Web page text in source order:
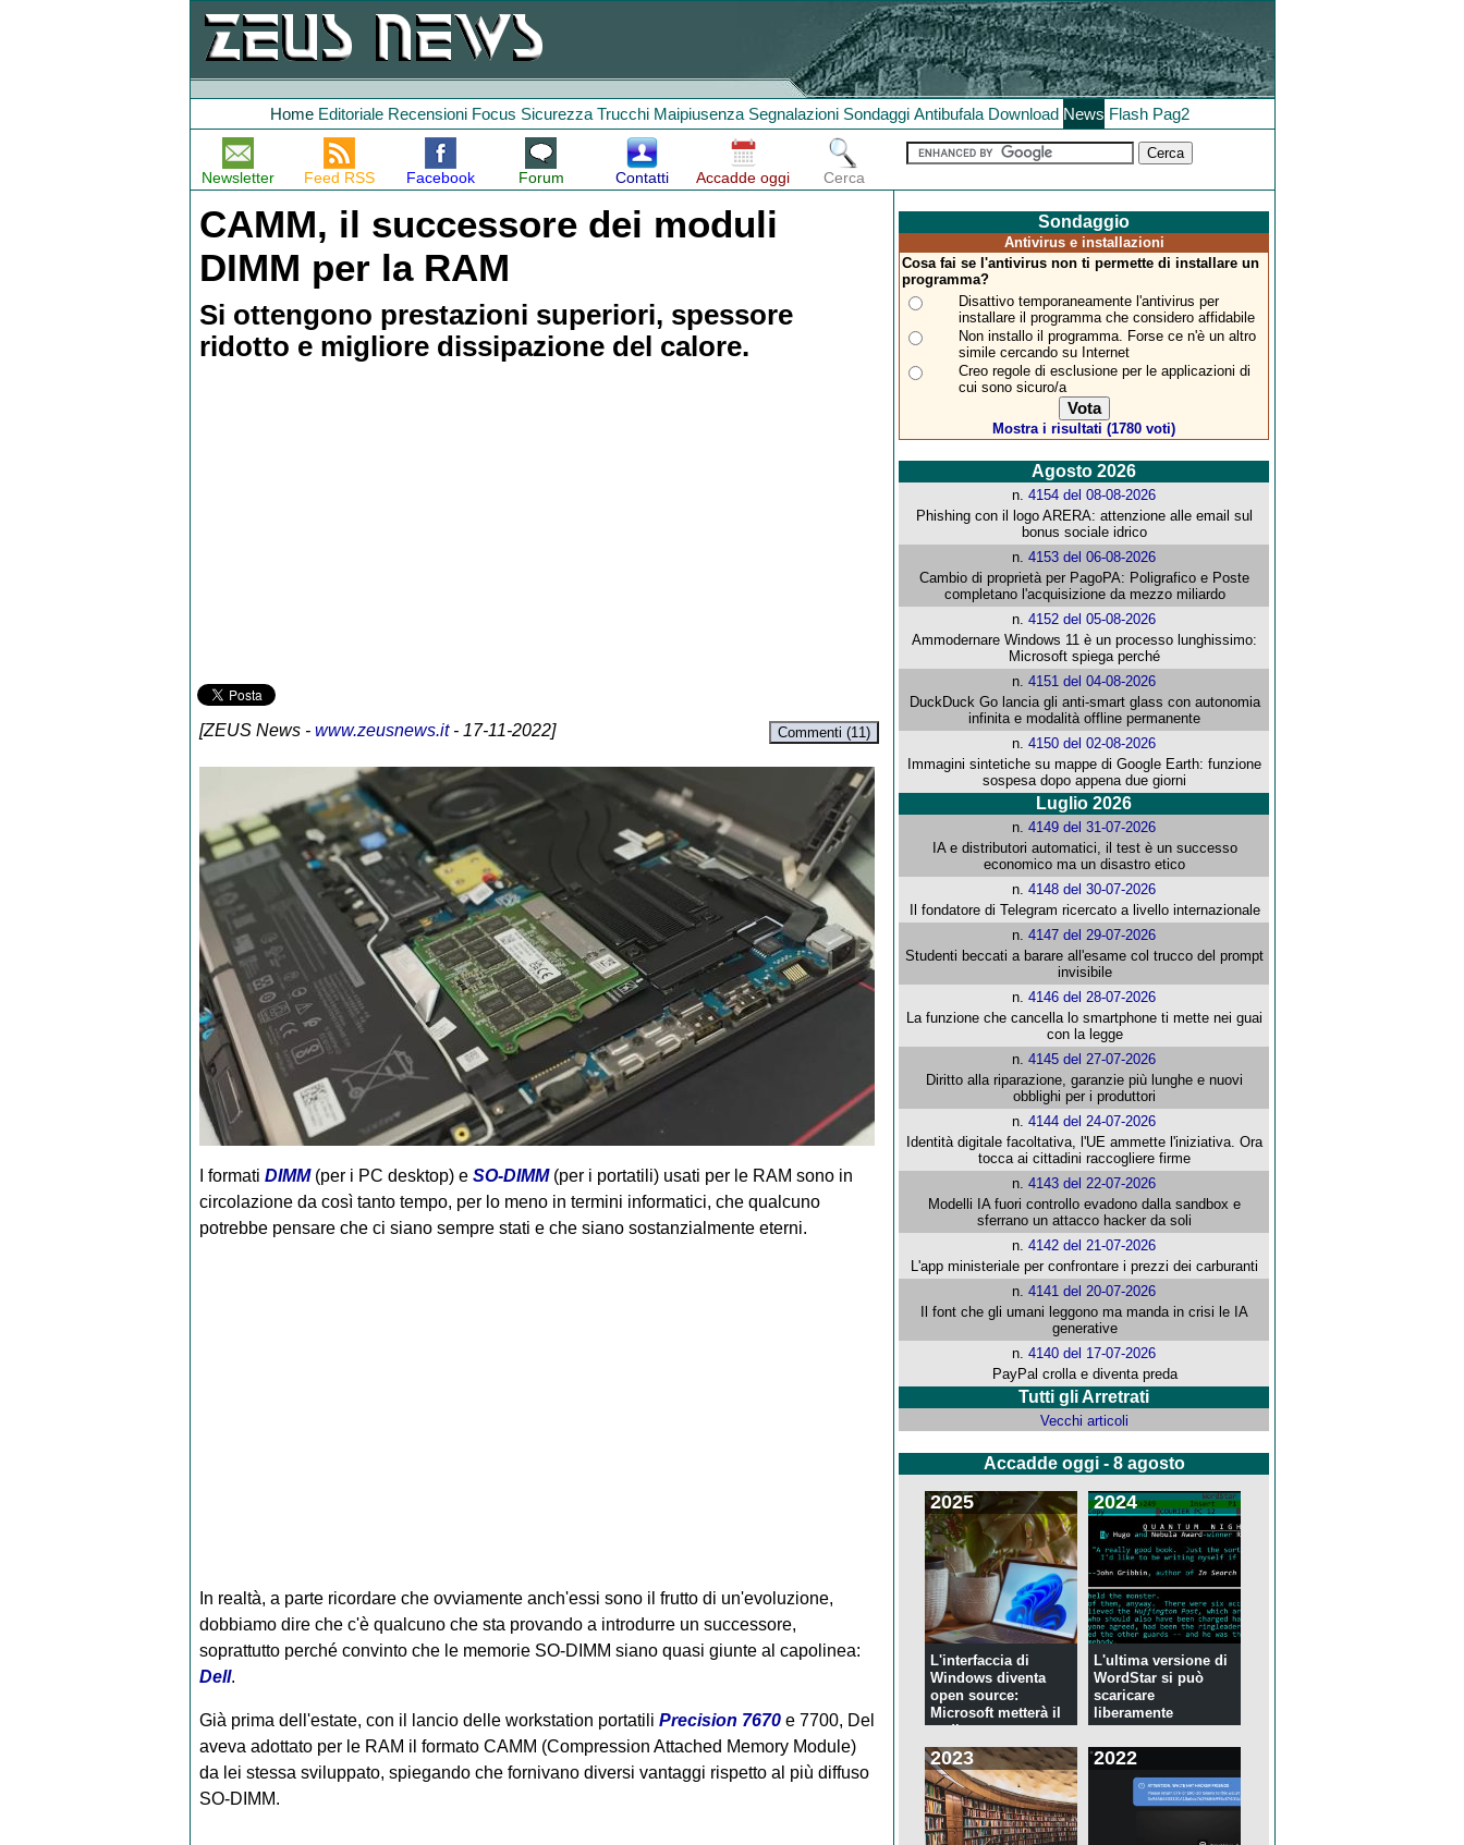
Home Editoriale Recensioni Focus Sicurezza Trucchi Maipiusenza Segnalazioni Sondaggi Antibufala Download News Flash Pag2
Newsletter Feed RSS Facebook Forum Contatti Accadde oggi Cerca
CAMM, il successore dei moduli
DIMM per la RAM
Si ottengono prestazioni superiori, spessore
ridotto e migliore dissipazione del calore.
[ZEUS News- www.zeusnews.it- 17-11-2022] Commenti (11)
I formati DIMM(per i PC desktop) e SO-DIMM(per i portatili) usati per le RAM sono in
circolazione da così tanto tempo, per lo meno in termini informatici, che qualcuno
potrebbe pensare che ci siano sempre stati e che siano sostanzialmente eterni.
In realtà, a parte ricordare che ovviamente anch'essi sono il frutto di un'evoluzione,
dobbiamo dire che c'è qualcuno che sta provando a introdurre un successore,
soprattutto perché convinto che le memorie SO-DIMM siano quasi giunte al capolinea:
Dell.
Già prima dell'estate, con il lancio delle workstation portatili Precision 7670e 7700, Del
aveva adottato per le RAM il formato CAMM (Compression Attached Memory Module)
da lei stessa sviluppato, spiegando che fornivano diversi vantaggi rispetto al più diffuso
SO-DIMM.
Sondaggio
Antivirus e installazioni
Cosa fai se l'antivirus non ti permette di installare un
programma?
Disattivo temporaneamente l'antivirus per
installare il programma che considero affidabile
Non installo il programma. Forse ce n'è un altro
simile cercando su Internet
Creo regole di esclusione per le applicazioni di
cui sono sicuro/a
Mostra i risultati (1780 voti)
Agosto 2026
n.4154 del 08-08-2026
Phishing con il logo ARERA: attenzione alle email sul
bonus sociale idrico
n.4153 del 06-08-2026
Cambio di proprietà per PagoPA: Poligrafico e Poste
completano l'acquisizione da mezzo miliardo
n.4152 del 05-08-2026
Ammodernare Windows 11 è un processo lunghissimo:
Microsoft spiega perché
n.4151 del 04-08-2026
DuckDuck Go lancia gli anti-smart glass con autonomia
infinita e modalità offline permanente
n.4150 del 02-08-2026
Immagini sintetiche su mappe di Google Earth: funzione
sospesa dopo appena due giorni
Luglio 2026
n.4149 del 31-07-2026
IA e distributori automatici, il test è un successo
economico ma un disastro etico
n.4148 del 30-07-2026
Il fondatore di Telegram ricercato a livello internazionale
n.4147 del 29-07-2026
Studenti beccati a barare all'esame col trucco del prompt
invisibile
n.4146 del 28-07-2026
La funzione che cancella lo smartphone ti mette nei guai
con la legge
n.4145 del 27-07-2026
Diritto alla riparazione, garanzie più lunghe e nuovi
obblighi per i produttori
n.4144 del 24-07-2026
Identità digitale facoltativa, l'UE ammette l'iniziativa. Ora
tocca ai cittadini raccogliere firme
n.4143 del 22-07-2026
Modelli IA fuori controllo evadono dalla sandbox e
sferrano un attacco hacker da soli
n.4142 del 21-07-2026
L'app ministeriale per confrontare i prezzi dei carburanti
n.4141 del 20-07-2026
Il font che gli umani leggono ma manda in crisi le IA
generative
n.4140 del 17-07-2026
PayPal crolla e diventa preda
Tutti gli Arretrati
Vecchi articoli
Accadde oggi - 8 agosto
2025
L'interfaccia di
Windows diventa
open source:
Microsoft metterà il
codi...
2024
L'ultima versione di
WordStar si può
scaricare
liberamente
2023 2022